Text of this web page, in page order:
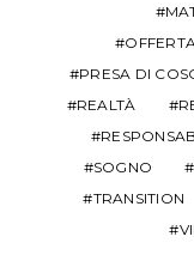
PRESA DI
REALTÀ
SOGNO
TRANSITION